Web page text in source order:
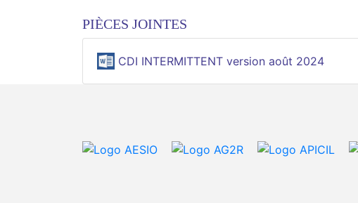
PIÈCES JOINTES
CDI INTERMITTENT version août 2024